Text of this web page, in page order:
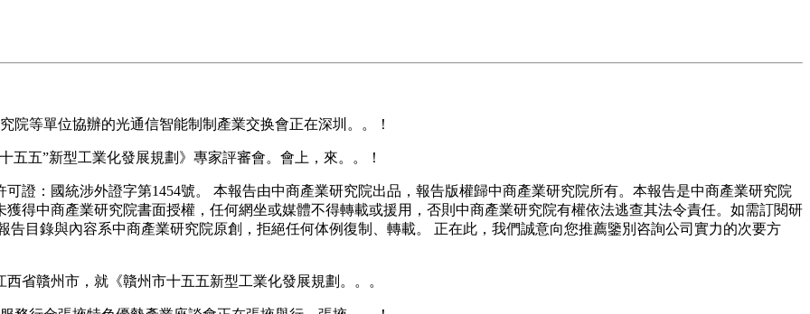
等單位協辦的光通信智能制制產業交换會正在深圳。。！
五”新型工業化發展規劃》專家評審會。會上，來。。！
：國統涉外證字第1454號。 本報告由中商產業研究院出品，報告版權歸中商產業研究院所有。本報告是中商產業研究院
得中商產業研究院書面授權，任何網坐或媒體不得轉載或援用，否則中商產業研究院有權依法逃查其法令責任。如需訂閱研
目錄與內容系中商產業研究院原創，拒絕任何体例復制、轉載。 正在此，我們誠意向您推薦鑒別咨詢公司實力的次要方
贛州市，就《贛州市十五五新型工業化發展規劃。。。